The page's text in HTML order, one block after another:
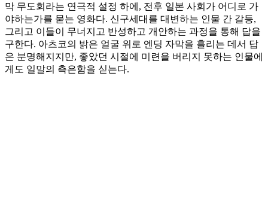
막 무도회라는 연극적 설정 하에, 전후 일본 사회가 어디로 가
야하는가를 묻는 영화다. 신구세대를 대변하는 인물 간 갈등,
그리고 이들이 무너지고 반성하고 개안하는 과정을 통해 답을
구한다. 아츠코의 밝은 얼굴 위로 엔딩 자막을 흘리는 데서 답
은 분명해지지만, 좋았던 시절에 미련을 버리지 못하는 인물에
게도 일말의 측은함을 싣는다.